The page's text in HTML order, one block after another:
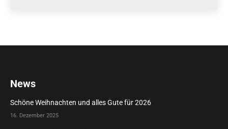
News
Schöne Weihnachten und alles Gute für 2026
16. Dezember 2025